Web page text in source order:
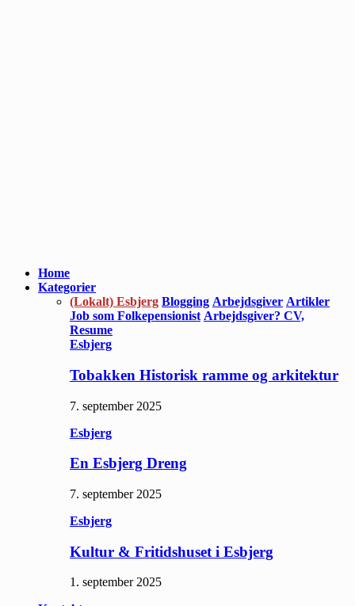
Home
Kategorier
(Lokalt) Esbjerg Blogging Arbejdsgiver Artikler
Job som Folkepensionist Arbejdsgiver? CV,
Resume
Esbjerg
Tobakken Historisk ramme og arkitektur
7. september 2025
Esbjerg
En Esbjerg Dreng
7. september 2025
Esbjerg
Kultur & Fritidshuset i Esbjerg
1. september 2025